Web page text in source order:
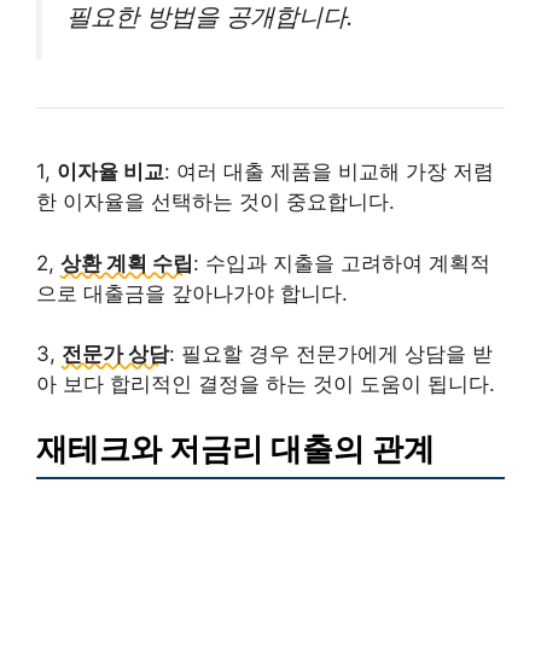
필요한 방법을 공개합니다.
1, 이자율 비교: 여러 대출 제품을 비교해 가장 저렴
한 이자율을 선택하는 것이 중요합니다.
2, 상환 계획 수립: 수입과 지출을 고려하여 계획적
으로 대출금을 갚아나가야 합니다.
3, 전문가 상담: 필요할 경우 전문가에게 상담을 받
아 보다 합리적인 결정을 하는 것이 도움이 됩니다.
재테크와 저금리 대출의 관계